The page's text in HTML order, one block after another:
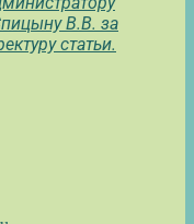
В.В. за
статьи.